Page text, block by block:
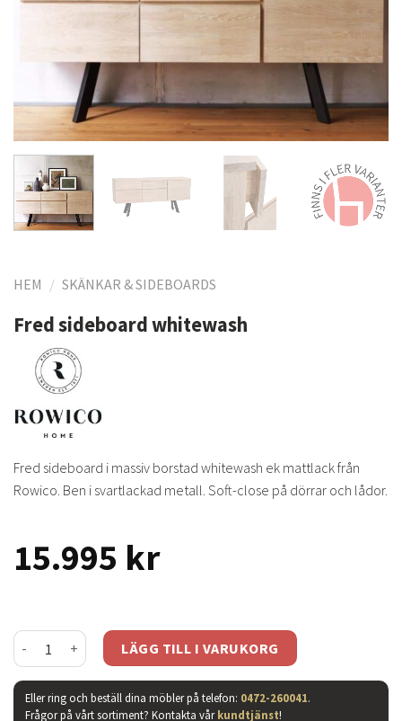
HEM / SKÄNKAR & SIDEBOARDS
Fred sideboard whitewash
Fred sideboard i massiv borstad whitewash ek mattlack från
Rowico. Ben i svartlackad metall. Soft-close på dörrar och lådor.
15.995 kr
Fred sideboard whitewash mängd
LÄGG TILL I VARUKORG
Eller ring och beställ dina möbler på telefon: 0472-260041.
Frågor på vårt sortiment? Kontakta vårkundtjänst!